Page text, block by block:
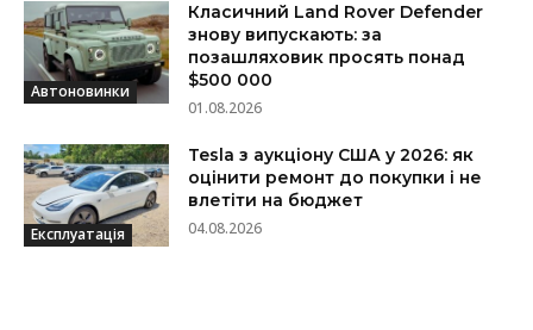
Автоновинки
Класичний Land Rover Defender
знову випускають: за
позашляховик просять понад
$500 000
01.08.2026
Експлуатація
Tesla з аукціону США у 2026: як
оцінити ремонт до покупки і не
влетіти на бюджет
04.08.2026